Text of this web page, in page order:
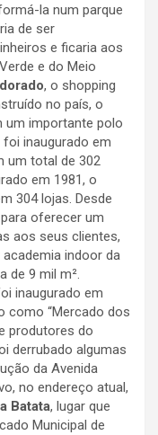
la num parque
de ser
e ficaria aos
e do Meio
, o shopping
no país, o
um importante polo
inaugurado em
um total de 302
em 1981, o
304 lojas. Desde
oferecer um
aos seus clientes,
indoor da
de 9 mil m².
inaugurado em
como “Mercado dos
produtores do
derrubado algumas
da Avenida
no endereço atual,
Batata, lugar que
Municipal de